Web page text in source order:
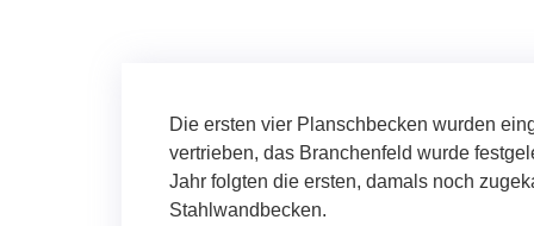
Die ersten vier Planschbecken wurden
vertrieben, das Branchenfeld wurde
Jahr folgten die ersten, damals noch
Stahlwandbecken.